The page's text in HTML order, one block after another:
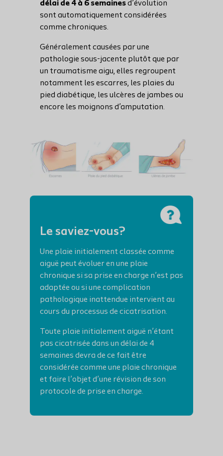
délai de 4 à 6 semainesd’évolution
sont automatiquement considérées
comme chroniques.
Généralement causées par une
pathologie sous-jacente plutôt que par
un traumatisme aigu, elles regroupent
notamment les escarres, les plaies du
pied diabétique, les ulcères de jambes ou
encore les moignons d’amputation.
Le saviez-vous?
Une plaie initialement classée comme
aiguë peut évoluer en une plaie
chronique si sa prise en charge n’est pas
adaptée ou si une complication
pathologique inattendue intervient au
cours du processus de cicatrisation.
Toute plaie initialement aiguë n’étant
pas cicatrisée dans un délai de 4
semaines devra de ce fait être
considérée comme une plaie chronique
et faire l’objet d’une révision de son
protocole de prise en charge.